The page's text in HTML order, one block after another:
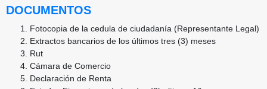
DOCUMENTOS
Fotocopia de la cedula de ciudadanía (Representante Legal)
Extractos bancarios de los últimos tres (3) meses
Rut
Cámara de Comercio
Declaración de Renta